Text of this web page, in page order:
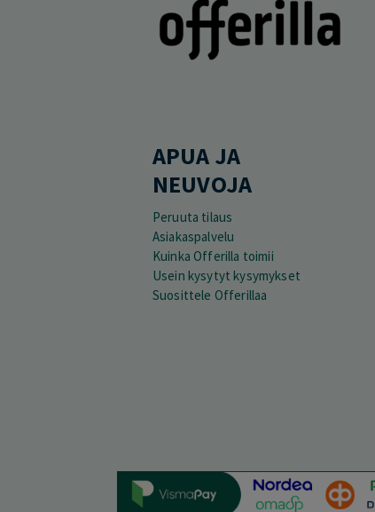
APUA JA
NEUVOJA
Peruuta tilaus
Asiakaspalvelu
Kuinka Offerilla toimii
Usein kysytyt kysymykset
Suosittele Offerillaa